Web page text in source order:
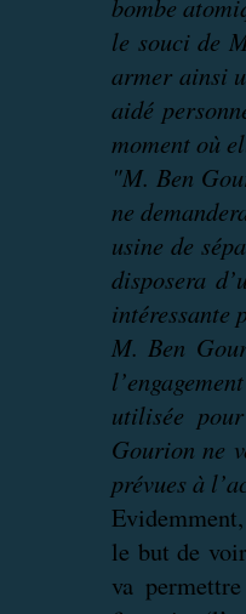
bombe
le souci de
armer ainsi
aidé
moment où
"M. Ben
ne
usine de
disposera
intéressante
M. Ben
utilisée
Gourion ne
prévues à
le but de
va